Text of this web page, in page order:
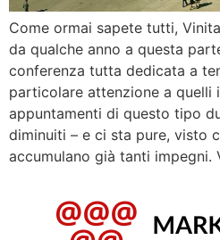
Come ormai sapete tutti,
da qualche anno a questa
conferenza tutta dedicata a
particolare attenzione a quelli
appuntamenti di questo tipo
diminuiti – e ci sta pure, visto
accumulano già tanti impegni.